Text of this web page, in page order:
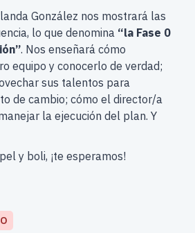
González nos mostrará las
lo que denomina “la Fase 0
. Nos enseñará cómo
equipo y conocerlo de verdad;
sus talentos para
de cambio; cómo el director/a
la ejecución del plan. Y
y boli, ¡te esperamos!